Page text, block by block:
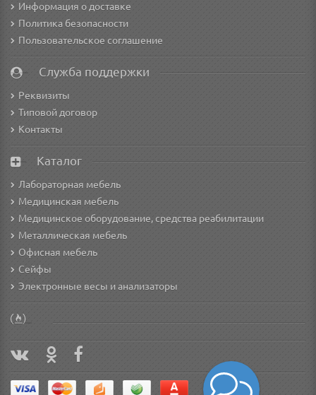
Информация о доставке
Политика безопасности
Пользовательское соглашение
Служба поддержки
Реквизиты
Типовой договор
Контакты
Каталог
Лабораторная мебель
Медицинская мебель
Медицинское оборудование, средства реабилитации
Металлическая мебель
Офисная мебель
Сейфы
Электронные весы и анализаторы